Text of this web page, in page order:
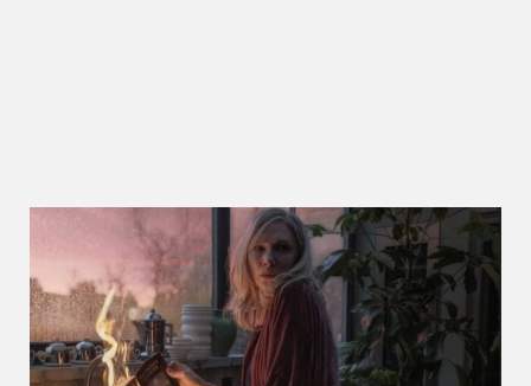
Filmy
dokumentalne
Horrory
Kino